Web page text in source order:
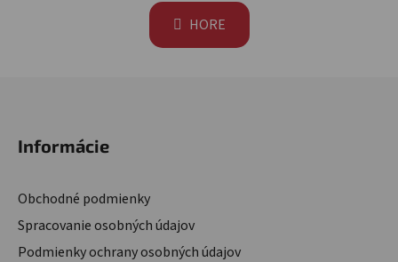
HORE
Informácie
Obchodné podmienky
Spracovanie osobných údajov
Podmienky ochrany osobných údajov